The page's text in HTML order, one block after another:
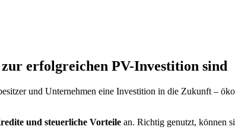
erfolgreichen PV-Investition sind
und Unternehmen eine Investition in die Zukunft –
und steuerliche Vorteile an. Richtig genutzt, können